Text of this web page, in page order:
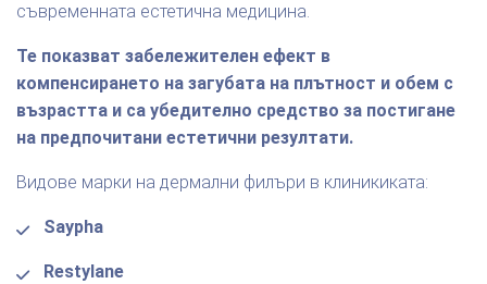
съвременната естетична медицина.
Те показват забележителен ефект в
компенсирането на загубата на плътност и обем с
възрастта и са убедително средство за постигане
на предпочитани естетични резултати.
Видове марки на дермални филъри в клиникиката:
Saypha
Restylane